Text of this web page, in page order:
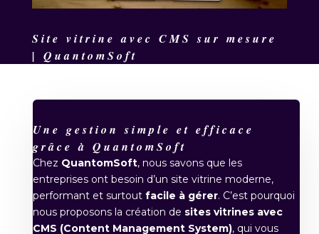
Site vitrine avec CMS sur mesure
| QuantomSoft
Une gestion simple et efficace
grâce à QuantomSoft
Chez QuantomSoft, nous savons que les
entreprises ont besoin d’un site vitrine moderne,
performant et surtoutfacile à gérer. C’est pourquoi
nous proposons la création de sites vitrines avec
CMS (Content Management System), qui vous